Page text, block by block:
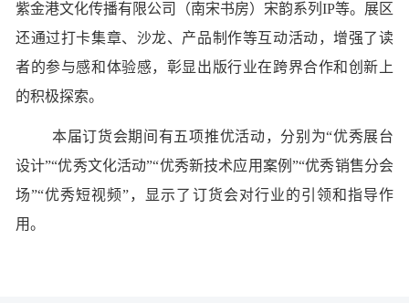
紫金港文化传播有限公司（南宋书房）宋韵系列IP等。展区
还通过打卡集章、沙龙、产品制作等互动活动，增强了读
者的参与感和体验感，彰显出版行业在跨界合作和创新上
的积极探索。
本届订货会期间有五项推优活动，分别为“优秀展台
设计”“优秀文化活动”“优秀新技术应用案例”“优秀销售分会
场”“优秀短视频”，显示了订货会对行业的引领和指导作
用。